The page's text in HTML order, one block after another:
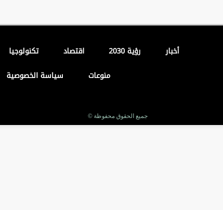
أخبار رؤية 2030 اقتصاد تكنولوجيا
منوعات
سياسة الخصوصية
جميع الحقوق محفوظة ©